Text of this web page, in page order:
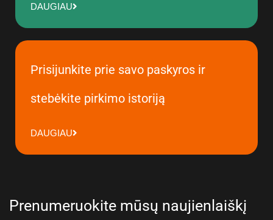
DAUGIAU
Prisijunkite prie savo paskyros ir
stebėkite pirkimo istoriją
DAUGIAU
Prenumeruokite mūsų naujienlaiškį